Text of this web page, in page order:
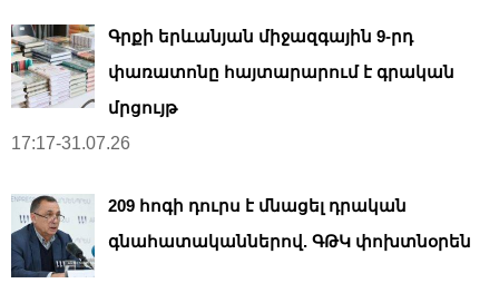
Գրքի երևանյան միջազգային 9-րդ
փառատոնը հայտարարում է գրական
մրցույթ
17:17-31.07.26
209 հոգի դուրս է մնացել դրական
գնահատականներով. ԳԹԿ փոխտնօրեն